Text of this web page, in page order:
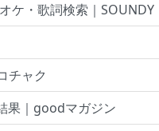
ケ・歌詞検索｜SOUNDY
チャク
果｜goodマガジン